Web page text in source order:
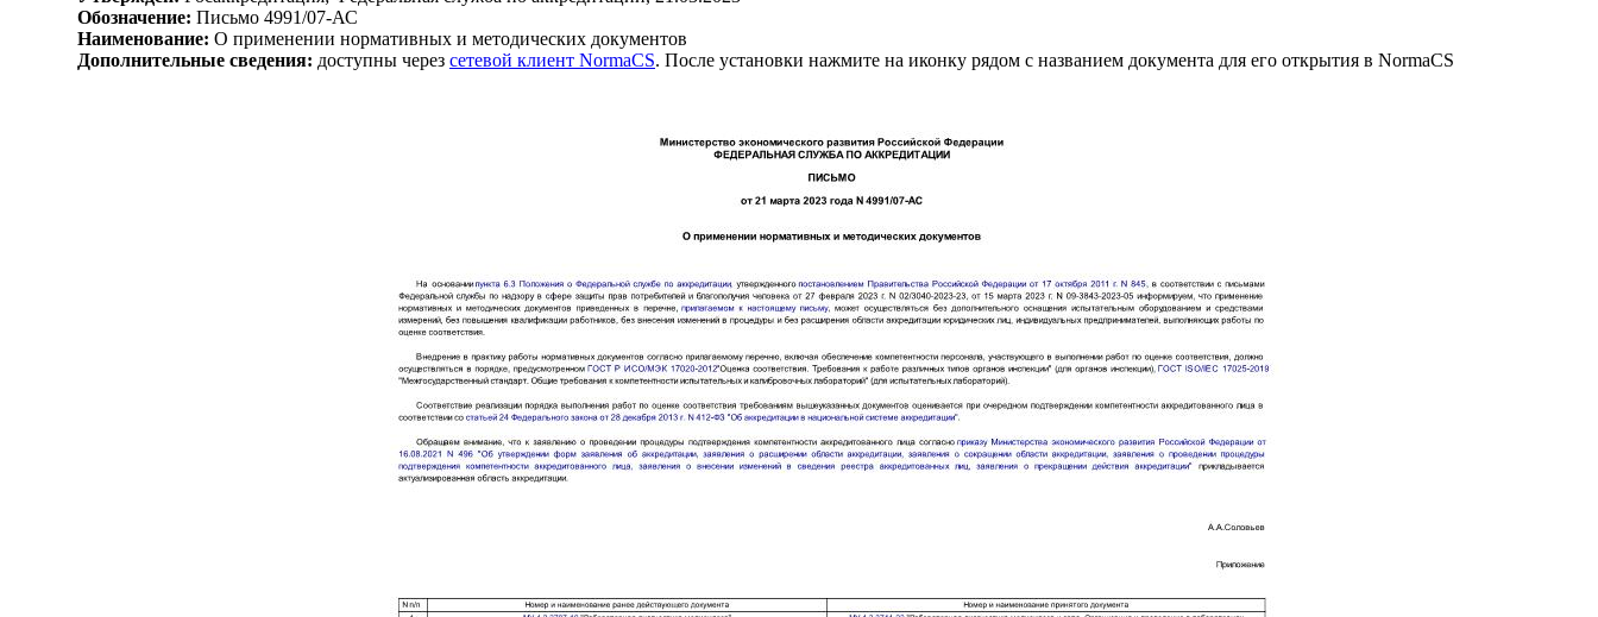
Обозначение: Письмо 4991/07-АС
Наименование: О применении нормативных и методических документов
Дополнительные сведения: доступны через сетевой клиент NormaCS. После установки нажмите на иконку рядом с названием документа для его открытия в NormaCS